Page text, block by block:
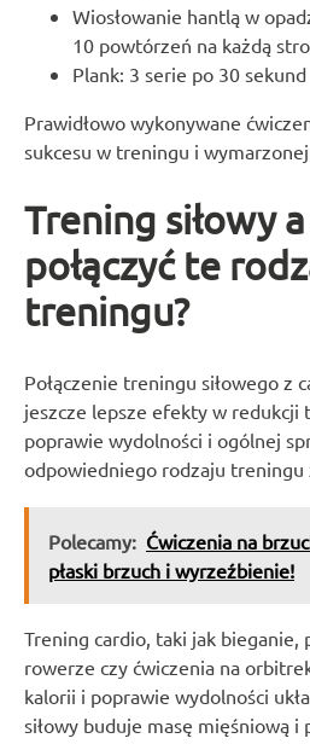
Wiosłowanie hantlą w
10 powtórzeń na każdą
Plank: 3 serie po 30 sekund
Prawidłowo wykonywane
sukcesu w treningu i
Trening siłowy
połączyć te
treningu?
Połączenie treningu siłowego z
jeszcze lepsze efekty w redukcji
poprawie wydolności i ogólnej
odpowiedniego rodzaju treningu
Polecamy: Ćwiczenia na
płaski brzuch i wyrzeźbienie!
Trening cardio, taki jak bieganie,
rowerze czy ćwiczenia na
kalorii i poprawie wydolności
siłowy buduje masę mięśniową i